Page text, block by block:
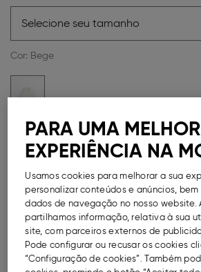
Selecione seu tamanho
Cor: Bege
Guia de Tamanhos
DESCRIÇÃO
PARA UMA MELHOR
EXPERIÊNCIA NA
Usamos cookies para melhorar a sua
personalizar conteúdos e anúncios,
dados de navegação no nosso website.
partilhamos informação, relativa à sua
site, com parceiros externos de
Pode configurar ou recusar os cookies
“Configuração de cookies”. Também